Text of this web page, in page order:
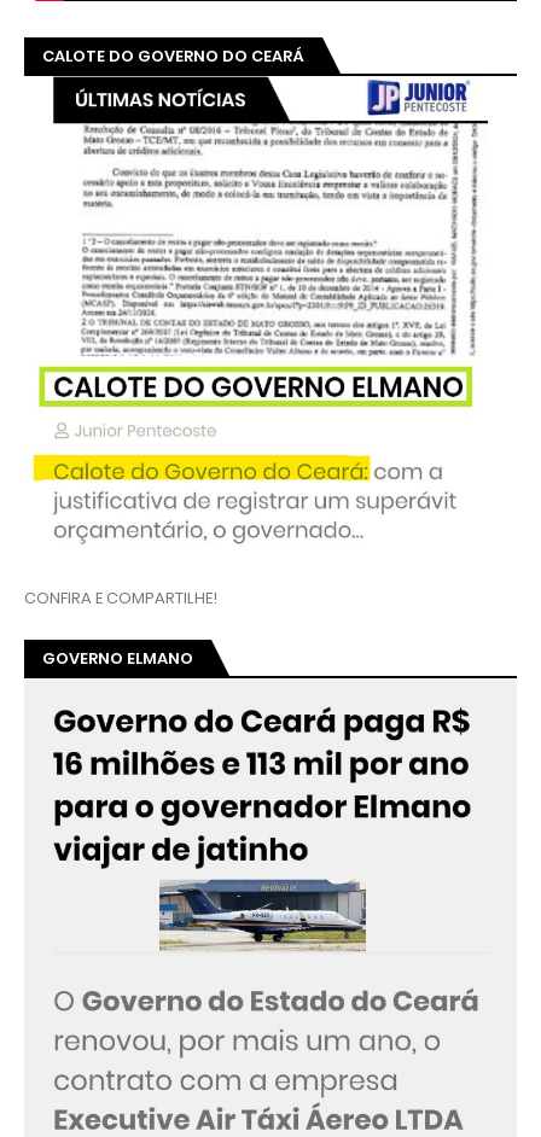
CALOTE DO GOVERNO DO CEARÁ
CONFIRA E COMPARTILHE!
GOVERNO ELMANO